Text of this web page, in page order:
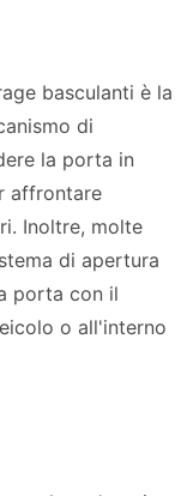
basculanti è la
di
la porta in
affrontare
Inoltre, molte
di apertura
porta con il
o all'interno